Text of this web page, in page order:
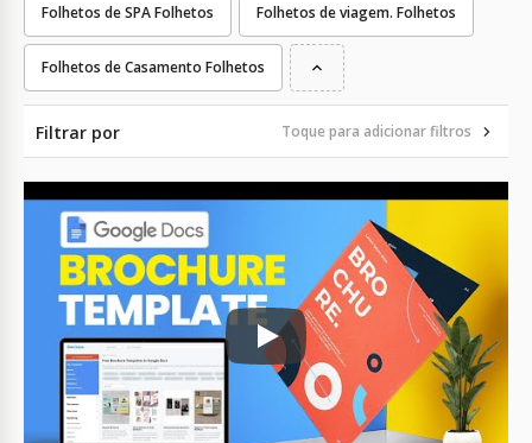
Folhetos de SPA Folhetos Folhetos de viagem. Folhetos
Folhetos de Casamento Folhetos
Filtrar por Toque para adicionar filtros
Play: Keynote (Google I/O '18)